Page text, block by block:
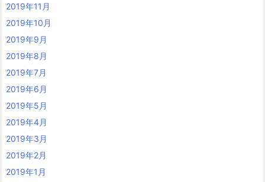
2019年11月
2019年10月
2019年9月
2019年8月
2019年7月
2019年6月
2019年5月
2019年4月
2019年3月
2019年2月
2019年1月